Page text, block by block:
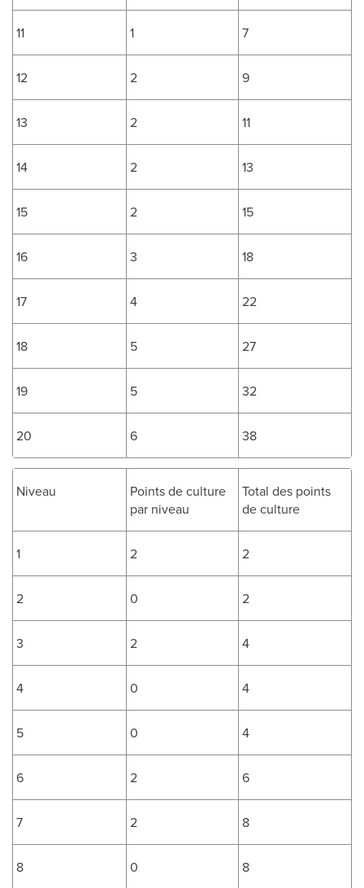
11 1 7
12 2 9
13 2 11
14 2 13
15 2 15
16 3 18
17 4 22
18 5 27
19 5 32
20 6 38
Niveau
Points de culture
par niveau
Total des points
de culture
1 2 2
2 0 2
3 2 4
4 0 4
5 0 4
6 2 6
7 2 8
8 0 8